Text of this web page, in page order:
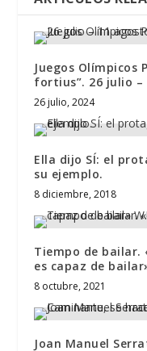
Juegos Olímpicos
fortius”. 26 julio –
26 julio, 2024
Ella dijo SÍ: el
su ejemplo.
8 diciembre, 2018
Tiempo de bailar.
es capaz de
8 octubre, 2021
Joan Manuel